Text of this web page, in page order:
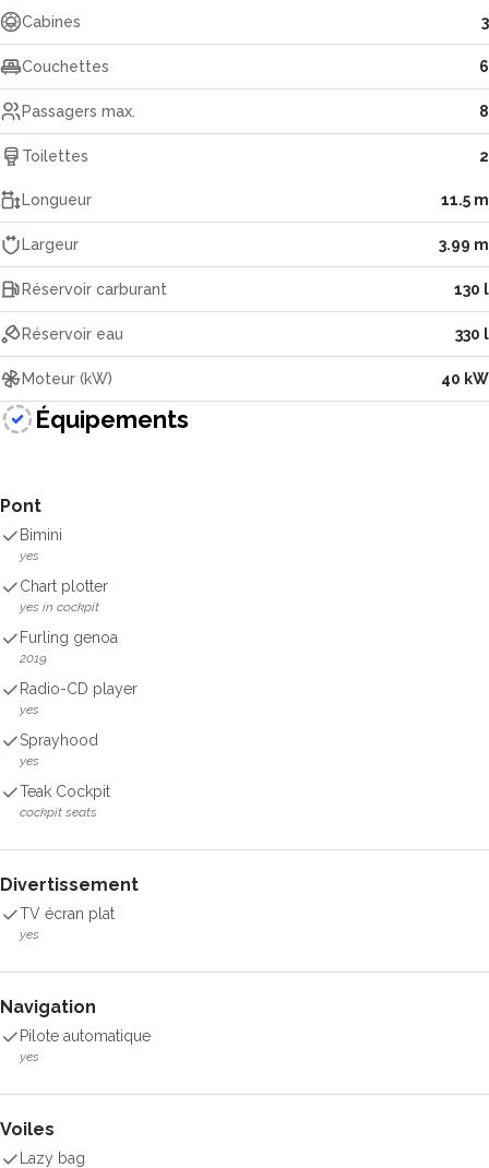
Cabines 3
Couchettes 6
Passagers max. 8
Toilettes 2
Longueur 11.5 m
Largeur 3.99 m
Réservoir carburant 130 l
Réservoir eau 330 l
Moteur (kW) 40 kW
Équipements
Pont
Bimini
yes
Chart plotter
yes in cockpit
Furling genoa
2019
Radio-CD player
yes
Sprayhood
yes
Teak Cockpit
cockpit seats
Divertissement
TV écran plat
yes
Navigation
Pilote automatique
yes
Voiles
Lazy bag